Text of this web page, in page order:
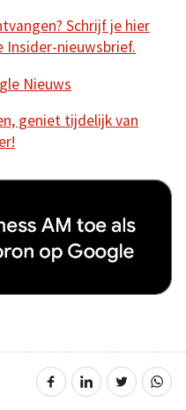
Schrijf je hier
Insider-nieuwsbrief.
Nieuws
geniet tijdelijk van